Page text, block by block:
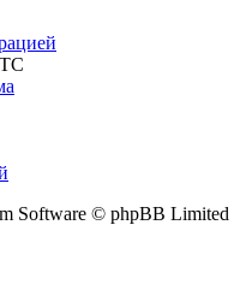
Software © phpBB Limited